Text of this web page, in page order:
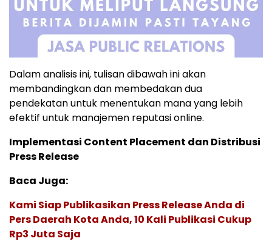
Dalam analisis ini, tulisan dibawah ini akan
membandingkan dan membedakan dua
pendekatan untuk menentukan mana yang lebih
efektif untuk manajemen reputasi online.
Implementasi Content Placement dan Distribusi
Press Release
Baca Juga:
Kami Siap Publikasikan Press Release Anda di
Pers Daerah Kota Anda, 10 Kali Publikasi Cukup
Rp3 Juta Saja